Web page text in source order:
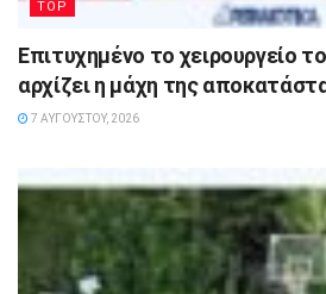
TOP
Επιτυχημένο το χειρουργείο
αρχίζει η μάχη της
7 ΑΥΓΟΎΣΤΟΥ, 2026